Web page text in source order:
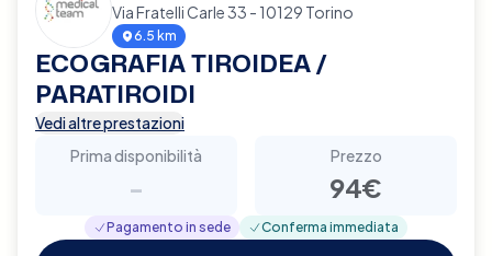
Via Fratelli Carle 33 - 10129 Torino
6.5 km
ECOGRAFIA TIROIDEA /
PARATIROIDI
Vedi altre prestazioni
Prima disponibilità
-
Prezzo
94€
Pagamento in sede Conferma immediata